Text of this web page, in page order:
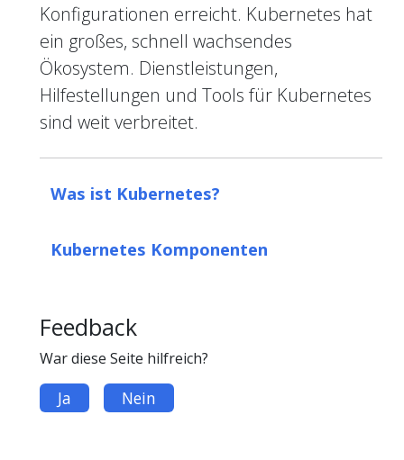
Konfigurationen erreicht. Kubernetes hat
ein großes, schnell wachsendes
Ökosystem. Dienstleistungen,
Hilfestellungen und Tools für Kubernetes
sind weit verbreitet.
Was ist Kubernetes?
Kubernetes Komponenten
Feedback
War diese Seite hilfreich?
Ja Nein